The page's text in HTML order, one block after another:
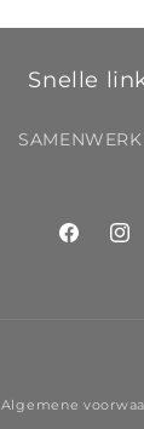
Snelle
Facebook
Algemene